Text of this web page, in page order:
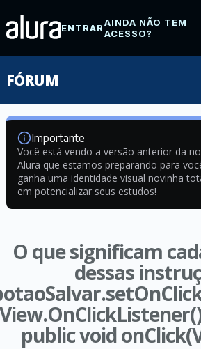
ENTRARAINDA NÃO TEM
ACESSO?
FÓRUM
Importante
Você está vendo a versão anterior da
Alura que estamos preparando para
ganha uma identidade visual novinha
em potencializar seus estudos!
O que significam
dessas
public void